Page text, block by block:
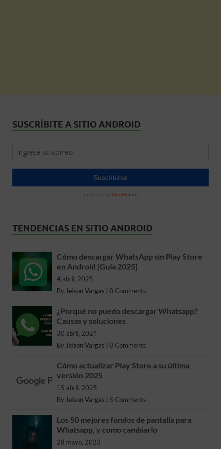
SUSCRÍBITE A SITIO ANDROID
TENDENCIAS EN SITIO ANDROID
Cómo descargar WhatsApp sin Play Store
en Android [Guía 2025]
4 abril, 2025
By Jeison Vargas | 0 Comments
¿Porqué no puedo descargar Whatsapp?
Causas y soluciones
30 abril, 2024
By Jeison Vargas | 0 Comments
Cómo actualizar Play Store a su última
versión 2025
15 abril, 2025
By Jeison Vargas | 5 Comments
Los 50 mejores fondos de pantalla para
Whatsapp, y como cambiarlo
28 mayo, 2023